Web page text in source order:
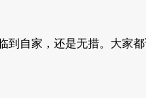
自家，还是无措。大家